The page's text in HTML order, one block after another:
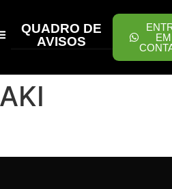
QUADRO DE
AVISOS
EM